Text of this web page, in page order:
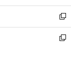
開
く
ウ
で
開
く
ン
ド
ウ
で
ウ
ィ
ン
ド
新
し
い
新